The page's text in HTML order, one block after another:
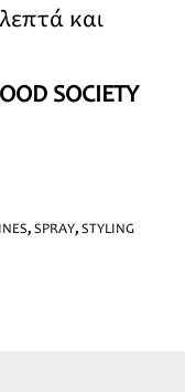
και
SOCIETY
, SPRAY, STYLING